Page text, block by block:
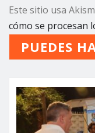
Este sitio usa
cómo se procesan
PUEDES